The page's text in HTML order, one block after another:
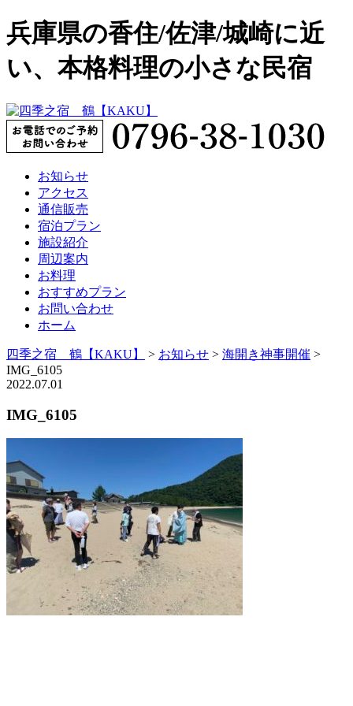
兵庫県の香住/佐津/城崎に近
い、本格料理の小さな民宿
お知らせ
アクセス
通信販売
宿泊プラン
施設紹介
周辺案内
お料理
おすすめプラン
お問い合わせ
ホーム
四季之宿 鶴【KAKU】 > お知らせ > 海開き神事開催 >
IMG_6105
2022.07.01
IMG_6105